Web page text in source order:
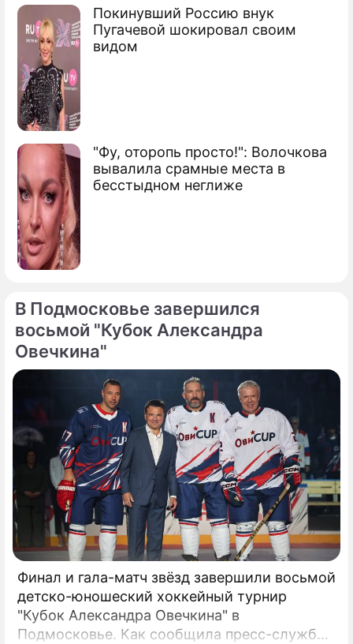
Покинувший Россию внук
Пугачевой шокировал своим
видом
"Фу, оторопь просто!": Волочкова
вывалила срамные места в
бесстыдном неглиже
лицензий
Кабмин отчитался об антикризисной
работе
Сюжеты
Финансы
В Подмосковье завершился
восьмой "Кубок Александра
Овечкина"
Финал и гала-матч звёзд завершили восьмой
детско-юношеский хоккейный турнир
"Кубок Александра Овечкина" в
Подмосковье. Как сообщила пресс-служба